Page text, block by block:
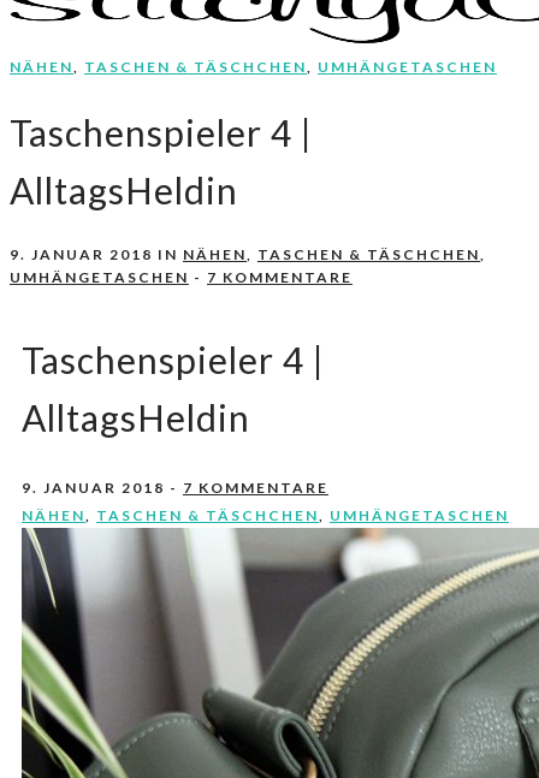
NÄHEN, TASCHEN & TÄSCHCHEN, UMHÄNGETASCHEN
Taschenspieler 4 |
AlltagsHeldin
9. JANUAR 2018 IN NÄHEN, TASCHEN & TÄSCHCHEN,
UMHÄNGETASCHEN - 7 KOMMENTARE
Taschenspieler 4 |
AlltagsHeldin
9. JANUAR 2018 - 7 KOMMENTARE
NÄHEN
TASCHEN & TÄSCHCHEN UMHÄNGETASCHEN